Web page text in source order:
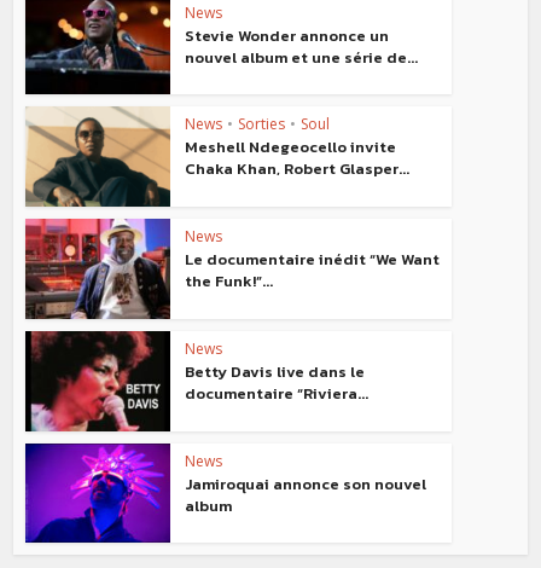
News
Stevie Wonder annonce un
nouvel album et une série de...
News • Sorties • Soul
Meshell Ndegeocello invite
Chaka Khan, Robert Glasper...
News
Le documentaire inédit “We Want
the Funk!”...
News
Betty Davis live dans le
documentaire “Riviera...
News
Jamiroquai annonce son nouvel
album